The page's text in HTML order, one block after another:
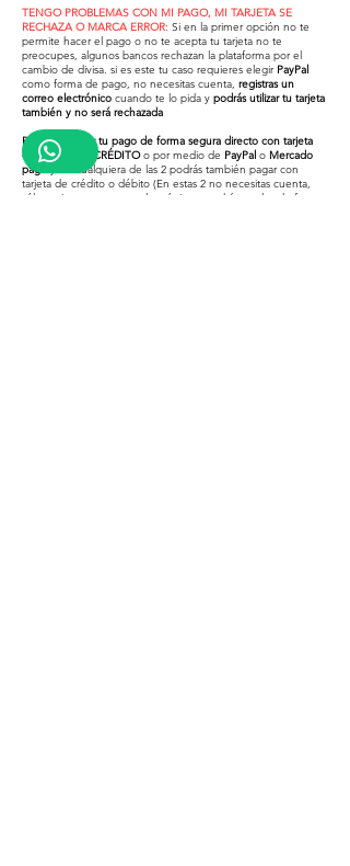
TENGO PROBLEMAS CON MI PAGO, MI TARJETA SE
RECHAZA O MARCA ERROR: Si en la primer opción no te
permite hacer el pago o no te acepta tu tarjeta no te
preocupes, algunos bancos rechazan la plataforma por el
cambio de divisa. si es este tu caso requieres elegir PayPal
como forma de pago, no necesitas cuenta, registras un
correo electrónico cuando te lo pida y podrás utilizar tu tarjeta
también y no será rechazada
Puedes realizar tu pago de forma segura directo con tarjeta
de DÉBITO O CRÉDITOo por medio de PayPal o Mercado
pago
y en cualquiera de las 2 podrás también pagar con
tarjeta de crédito o débito (En estas 2 no necesitas cuenta,
sólo registras un correo electrónico y podrás usarlos de forma